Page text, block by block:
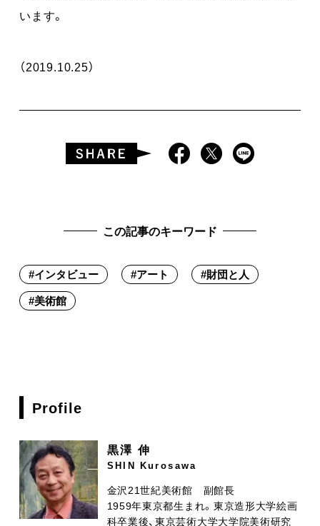
います。
（2019.10.25）
この記事のキーワード
#インタビュー #アート #財団と人
#美術館
Profile
黒澤 伸
SHIN Kurosawa
金沢21世紀美術館 副館長
1959年東京都生まれ。東京造形大学絵画
科卒業後、東京芸術大学大学院美術研究